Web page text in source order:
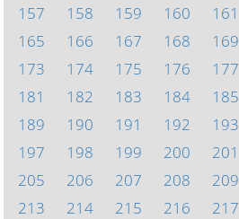
157
158 159 160 161
165
166 167 168 169
173
174 175 176 177
181
182 183 184 185
189
190 191 192 193
197
198 199 200 201
205
206 207 208 209
213
214 215 216 217